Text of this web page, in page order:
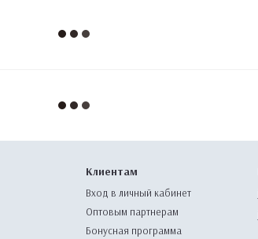
Клиентам
Вход в личный кабинет
Оптовым партнерам
Бонусная программа